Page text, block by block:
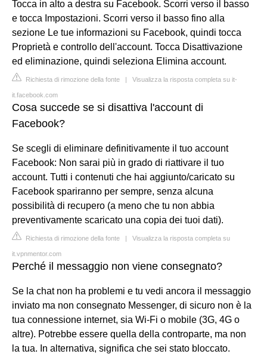
Tocca in alto a destra su Facebook. Scorri verso il basso
e tocca Impostazioni. Scorri verso il basso fino alla
sezione Le tue informazioni su Facebook, quindi tocca
Proprietà e controllo dell'account. Tocca Disattivazione
ed eliminazione, quindi seleziona Elimina account.
Richiesta di rimozione della fonte | Visualizza la risposta completa su it-
it.facebook.com
Cosa succede se si disattiva l'account di
Facebook?
Se scegli di eliminare definitivamente il tuo account
Facebook: Non sarai più in grado di riattivare il tuo
account. Tutti i contenuti che hai aggiunto/caricato su
Facebook spariranno per sempre, senza alcuna
possibilità di recupero (a meno che tu non abbia
preventivamente scaricato una copia dei tuoi dati).
Richiesta di rimozione della fonte | Visualizza la risposta completa su
it.vpnmentor.com
Perché il messaggio non viene consegnato?
Se la chat non ha problemi e tu vedi ancora il messaggio
inviato ma non consegnato Messenger, di sicuro non è la
tua connessione internet, sia Wi-Fi o mobile (3G, 4G o
altre). Potrebbe essere quella della controparte, ma non
la tua. In alternativa, significa che sei stato bloccato.